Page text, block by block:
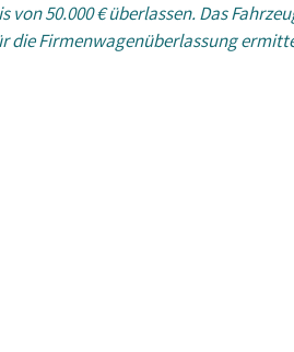
50.000 € überlassen. Das
die Firmenwagenüberlassung